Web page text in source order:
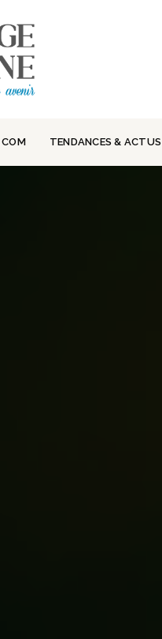
TENDANCES & ACTUS